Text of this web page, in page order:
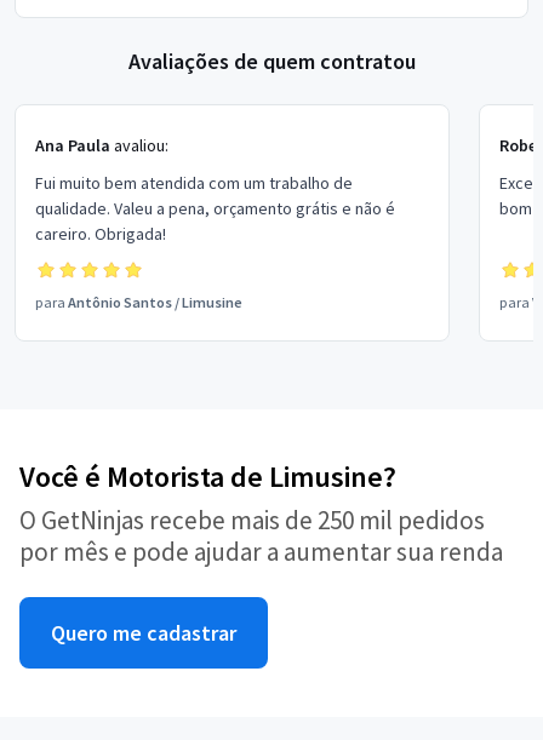
Avaliações de quem contratou
Ana Paula avaliou:
Fui muito bem atendida com um trabalho de
qualidade. Valeu a pena, orçamento grátis e não é
careiro. Obrigada!
para Antônio Santos /Limusine
bom
para
Você é Motorista de Limusine?
O GetNinjas recebe mais de 250 mil pedidos
por mês e pode ajudar a aumentar sua renda
Quero me cadastrar